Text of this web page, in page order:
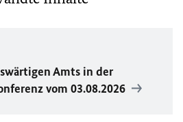
Amts in der
vom 03.08.2026